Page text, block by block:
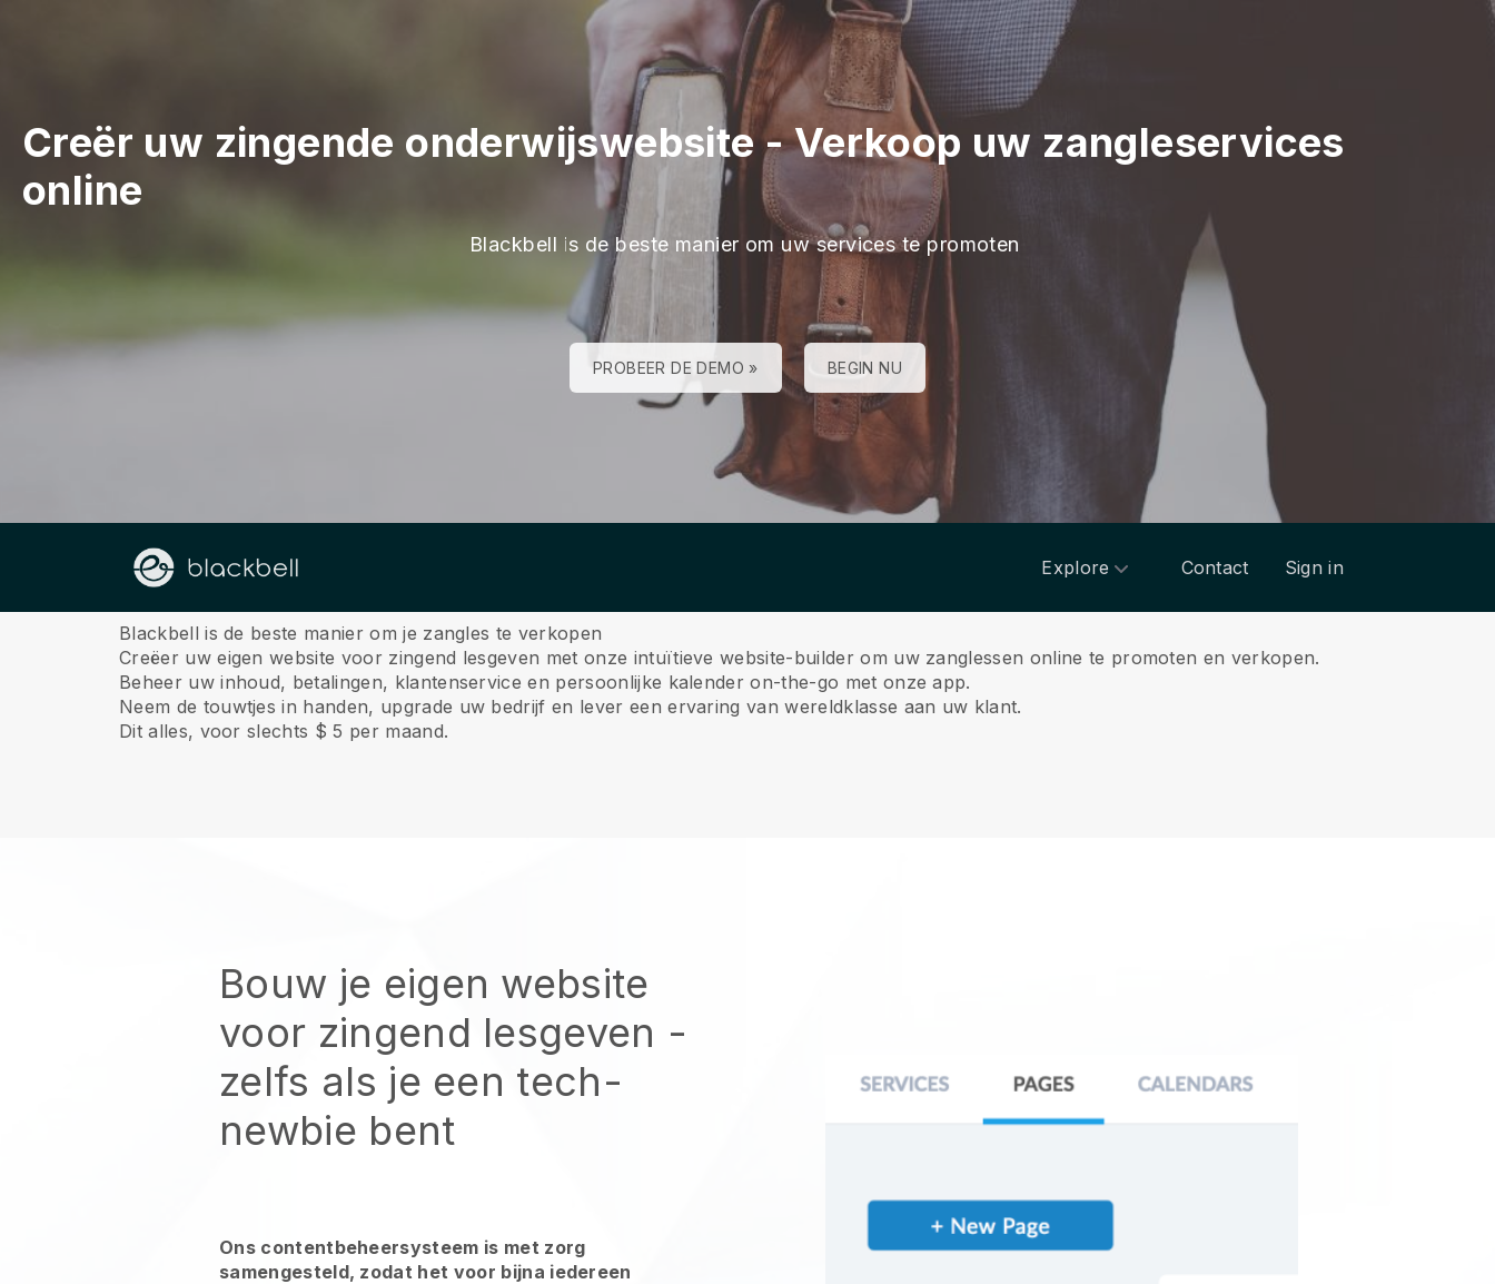
Creër uw zingende onderwijswebsite-Verkoop uw zangleservices
online
Blackbell is de beste manier om uw services te promoten
PROBEER DE DEMO » BEGIN NU
Explore Contact Sign in
Over ons
Blackbell is de beste manier om je zangles te verkopen
Creëer uw eigen website voor zingend lesgeven met onze intuïtieve website-builder om uw zanglessen online te promoten en verkopen.
Beheer uw inhoud, betalingen, klantenservice en persoonlijke kalender on-the-go met onze app.
Neem de touwtjes in handen, upgrade uw bedrijf en lever een ervaring van wereldklasse aan uw klant.
Dit alles, voor slechts $ 5 per maand.
Bouw je eigen website
voor zingend lesgeven -
zelfs als je een tech-
newbie bent
Ons contentbeheersysteem is met zorg
samengesteld, zodat het voor bijna iedereen